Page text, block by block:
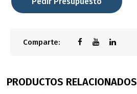
Comparte:
PRODUCTOS RELACIONADOS